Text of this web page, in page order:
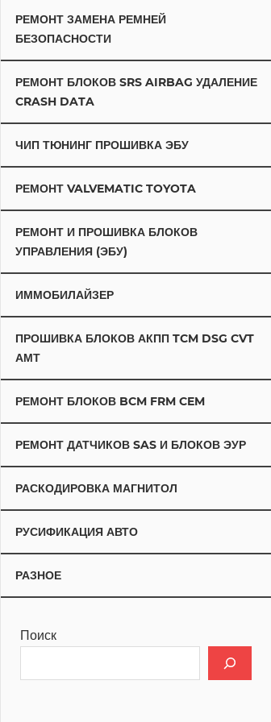
РЕМОНТ ЗАМЕНА РЕМНЕЙ
БЕЗОПАСНОСТИ
РЕМОНТ БЛОКОВ SRS AIRBAG УДАЛЕНИЕ
CRASH DATA
ЧИП ТЮНИНГ ПРОШИВКА ЭБУ
РЕМОНТ VALVEMATIC TOYOTA
РЕМОНТ И ПРОШИВКА БЛОКОВ
УПРАВЛЕНИЯ (ЭБУ)
ИММОБИЛАЙЗЕР
ПРОШИВКА БЛОКОВ АКПП TCM DSG CVT
АМТ
РЕМОНТ БЛОКОВ BCM FRM CEM
РЕМОНТ ДАТЧИКОВ SAS И БЛОКОВ ЭУР
РАСКОДИРОВКА МАГНИТОЛ
РУСИФИКАЦИЯ АВТО
РАЗНОЕ
Поиск